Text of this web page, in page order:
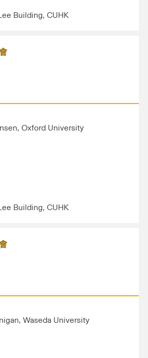
Building, CUHK
Oxford University
Building, CUHK
Waseda University